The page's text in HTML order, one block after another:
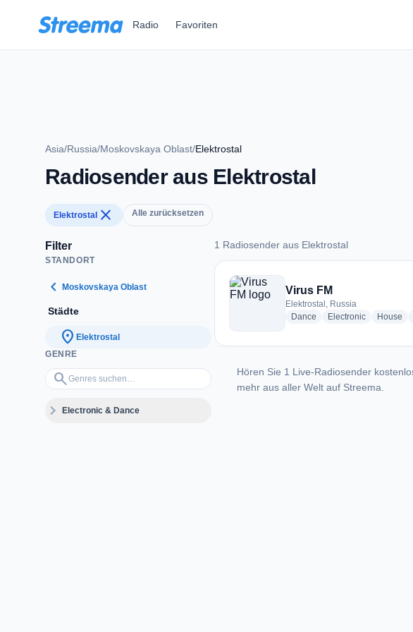
Radio Favoriten
Asia/Russia/Moskovskaya Oblast/Elektrostal
Radiosender aus Elektrostal
Elektrostal close Alle zurücksetzen
Filter
STANDORT
chevron_left Moskovskaya Oblast
Städte
location_on Elektrostal
GENRE
search
Genres suchen…
expand_moreElectronic & Dance
1 Radiosender aus Elektrostal
1 Radiosender aus Elektrostal
Virus FM
Elektrostal, Russia
Dance radio stations
ElectronicradioHouse
Hören Sie 1 Live-Radiosender
mehr aus aller Welt auf Streema.